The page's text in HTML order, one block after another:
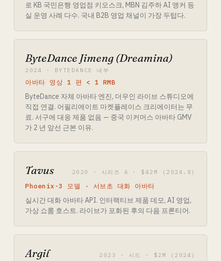
로 KB 국민은행 영업점 키오스크, MBN 김주하 AI 앵커 등
실 운영 사례 다수. 국내 B2B 영업 채널이 가장 두텁다.
ByteDance Jimeng (Dreamina)
2024 · BYTEDANCE 내부
아바타 영상 1 편 < 1 RMB
ByteDance 자체 아바타 엔진, 더우인 라이브 스튜디오에
직접 연결. 어필리에이트 마켓플레이스 크리에이터는 무
료. 서구에 대응 제품 없음 — 중국 이커머스 아바타 GMV
가 2 년 앞선 근본 이유.
Tavus 2020 · 시리즈 A · $42M (2024.8)
Phoenix-3 모델 · 서브초 대화 아바타
실시간 대화 아바타 API. 인터랙티브 제품 데모, AI 영업,
가상 쇼룸 호스트. 라이브가 포화된 후의 다음 프론티어.
Argil 2023 · 시드 · $2M (2024)